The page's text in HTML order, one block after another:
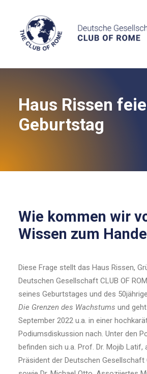
Wissen
Denken
Haus Rissen
Geburtstag
Wie kommen wir
Wissen zum
Diese Frage stellt das Haus Rissen,
Deutschen Gesellschaft CLUB OF
seines Geburtstages und des
Die Grenzen des Wachstums und
September 2022 u.a. in einer
Podiumsdiskussion nach. Unter den
befinden sich u.a. Prof. Dr. Mojib Latif,
Präsident der Deutschen Gesellschaft